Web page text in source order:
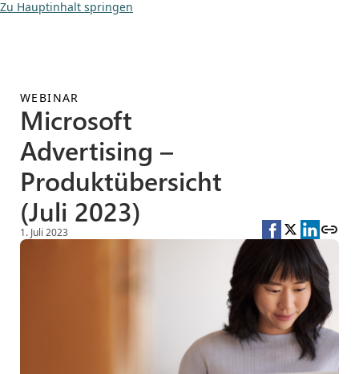
Zu Hauptinhalt springen
WEBINAR
Microsoft
Advertising –
Produktübersicht
(Juli 2023)
1. Juli 2023